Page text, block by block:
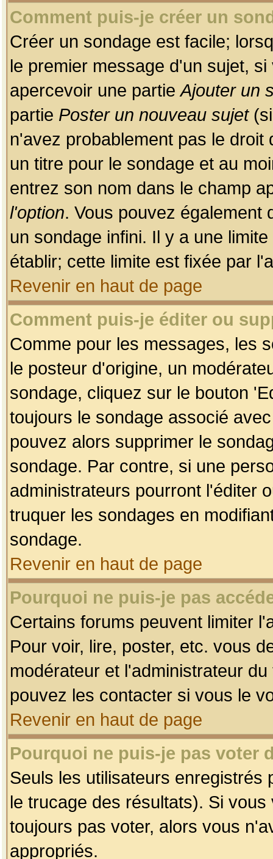
Comment puis-je créer un
Créer un sondage est facile;
le premier message d'un sujet,
apercevoir une partieAjouter un
partie Poster un nouveau sujet(si
n'avez probablement pas le
un titre pour le sondage et au
entrez son nom dans le champ
l'option. Vous pouvez également
un sondage infini. Il y a une
établir; cette limite est fixée par
Revenir en haut de page
Comment puis-je éditer ou
Comme pour les messages, les
le posteur d'origine, un
sondage, cliquez sur le bouton
toujours le sondage associé
pouvez alors supprimer le
sondage. Par contre, si une
administrateurs pourront l'éditer
truquer les sondages en
sondage.
Revenir en haut de page
Pourquoi ne puis-je pas
Certains forums peuvent limiter
Pour voir, lire, poster, etc. vous
modérateur et l'administrateur
pouvez les contacter si vous le
Revenir en haut de page
Pourquoi ne puis-je pas voter
Seuls les utilisateurs enregistrés
le trucage des résultats). Si
toujours pas voter, alors vous
appropriés.